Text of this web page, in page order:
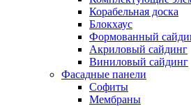
Корабельная доска
Блокхаус
Формованный
Акриловый сайдинг
Виниловый сайдинг
Фасадные панели
Софиты
Мембраны